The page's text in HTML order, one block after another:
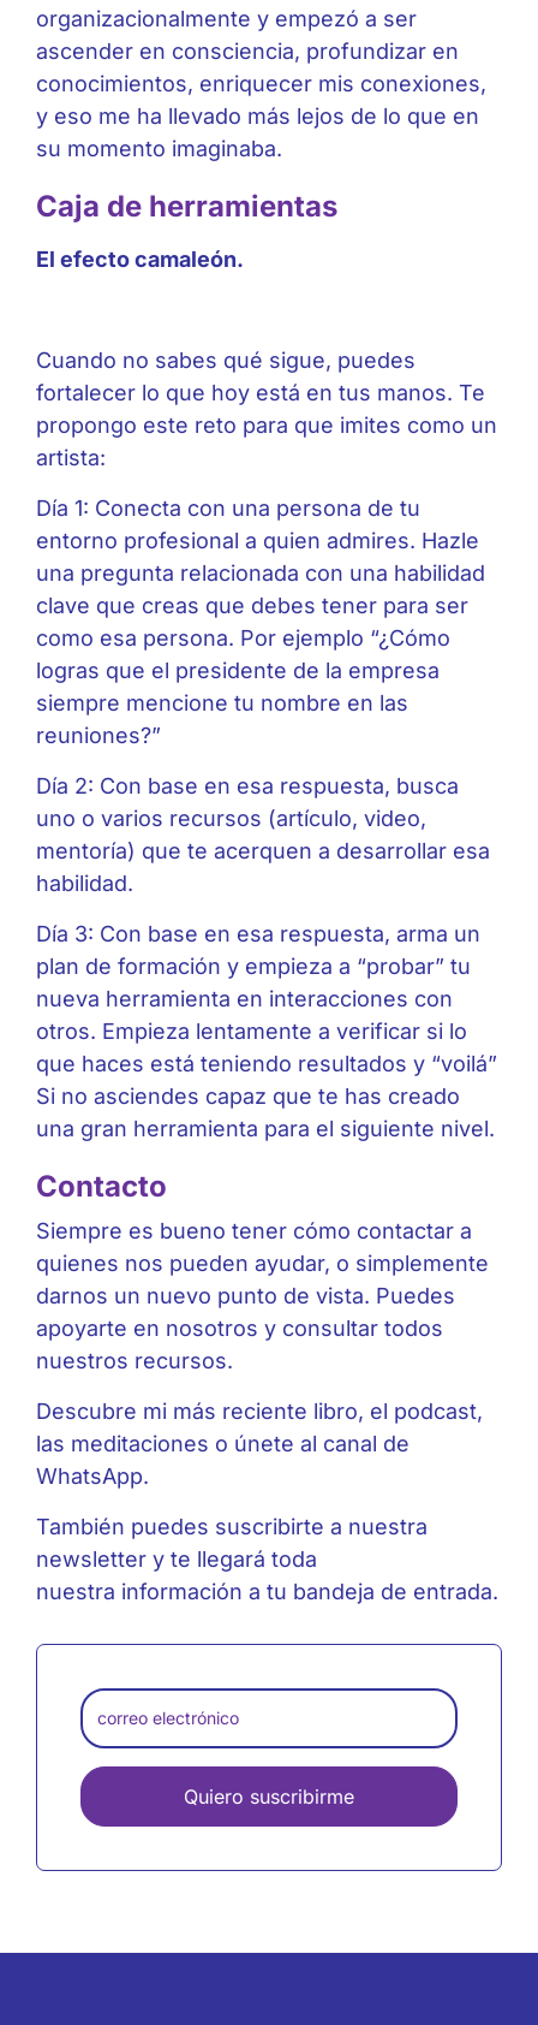
organizacionalmente y empezó a ser
ascender en consciencia, profundizar en
conocimientos, enriquecer mis conexiones,
y eso me ha llevado más lejos de lo que en
su momento imaginaba.
Caja de herramientas
El efecto camaleón.
Cuando no sabes qué sigue, puedes
fortalecer lo que hoy está en tus manos. Te
propongo este reto para que imites como un
artista:
Día 1: Conecta con una persona de tu
entorno profesional a quien admires. Hazle
una pregunta relacionada con una habilidad
clave que creas que debes tener para ser
como esa persona. Por ejemplo “¿Cómo
logras que el presidente de la empresa
siempre mencione tu nombre en las
reuniones?”
Día 2: Con base en esa respuesta, busca
uno o varios recursos (artículo, video,
mentoría) que te acerquen a desarrollar esa
habilidad.
Día 3: Con base en esa respuesta, arma un
plan de formación y empieza a “probar” tu
nueva herramienta en interacciones con
otros. Empieza lentamente a verificar si lo
que haces está teniendo resultados y “voilá”
Si no asciendes capaz que te has creado
una gran herramienta para el siguiente nivel.
Contacto
Siempre es bueno tener cómo contactar a
quienes nos pueden ayudar, o simplemente
darnos un nuevo punto de vista. Puedes
apoyarte en nosotros y consultar todos
nuestros recursos.
Descubre mi más reciente libro, el podcast,
las meditaciones o únete al canal de
WhatsApp.
También puedes suscribirte a nuestra
newsletter y te llegará toda
nuestra información a tu bandeja de entrada.
Quiero suscribirme